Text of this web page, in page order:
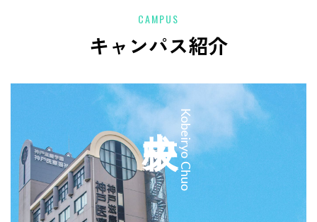
CAMPUS
キャンパス紹介
Kobeiryo Chuo